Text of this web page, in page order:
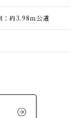
：約3.98ｍ公道